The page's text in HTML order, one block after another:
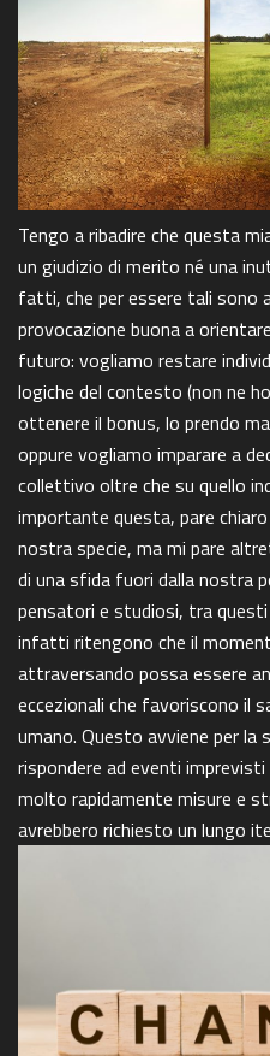
Tengo a ribadire che questa
un giudizio di merito né una
fatti, che per essere tali sono
provocazione buona a
futuro: vogliamo restare
logiche del contesto (non ne
ottenere il bonus, lo prendo
oppure vogliamo imparare a
collettivo oltre che su quello
importante questa, pare
nostra specie, ma mi pare
di una sfida fuori dalla nostra
pensatori e studiosi, tra
infatti ritengono che il
attraversando possa essere
eccezionali che favoriscono il
umano. Questo avviene per la
rispondere ad eventi
molto rapidamente misure e
avrebbero richiesto un lungo